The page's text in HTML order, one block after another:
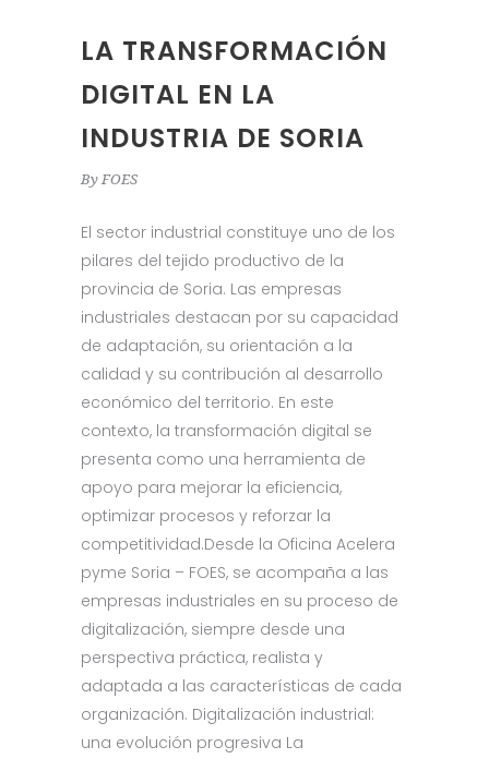
LA TRANSFORMACIÓN
DIGITAL EN LA
INDUSTRIA DE SORIA
By FOES
El sector industrial constituye uno de los
pilares del tejido productivo de la
provincia de Soria. Las empresas
industriales destacan por su capacidad
de adaptación, su orientación a la
calidad y su contribución al desarrollo
económico del territorio. En este
contexto, la transformación digital se
presenta como una herramienta de
apoyo para mejorar la eficiencia,
optimizar procesos y reforzar la
competitividad.Desde la Oficina Acelera
pyme Soria – FOES, se acompaña a las
empresas industriales en su proceso de
digitalización, siempre desde una
perspectiva práctica, realista y
adaptada a las características de cada
organización. Digitalización industrial:
una evolución progresiva La